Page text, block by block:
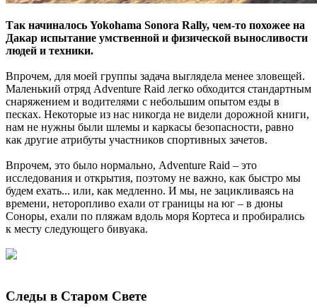
Так начиналось Yokohama Sonora Rally, чем-то похожее на
Дакар испытание умственной и физической выносливости
людей и техники.
Впрочем, для моей группы задача выглядела менее зловещей.
Маленький отряд Adventure Raid легко обходится стандартным
снаряжением и водителями с небольшим опытом езды в
песках. Некоторые из нас никогда не видели дорожной книги,
нам не нужны были шлемы и каркасы безопасности, равно
как другие атрибуты участников спортивных зачетов.
Впрочем, это было нормально, Adventure Raid – это
исследования и открытия, поэтому не важно, как быстро мы
будем ехать... или, как медленно. И мы, не зацикливаясь на
времени, неторопливо ехали от границы на юг – в дюны
Соноры, ехали по пляжам вдоль моря Кортеса и пробирались
к месту следующего бивуака.
Следы в Старом Свете